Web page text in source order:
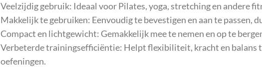
Veelzijdig gebruik: Ideaal voor Pilates, yoga, stretching en andere
Makkelijk te gebruiken: Eenvoudig te bevestigen en aan te passen,
Compact en lichtgewicht: Gemakkelijk mee te nemen en op te
Verbeterde trainingsefficiëntie: Helpt flexibiliteit, kracht en balans
oefeningen.